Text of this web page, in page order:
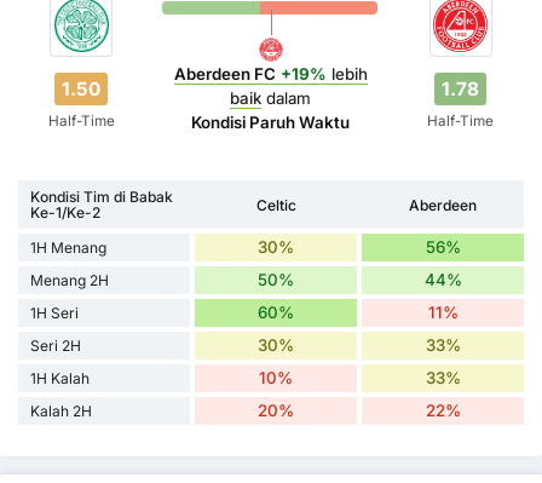
1.50
Half-Time
Aberdeen FC +19% lebih
baik dalam
Kondisi Paruh Waktu
1.78
Half-Time
Kondisi Tim di Babak
Ke-1/Ke-2
Celtic Aberdeen
1H Menang 30% 56%
Menang 2H 50% 44%
1H Seri 60% 11%
Seri 2H 30% 33%
1H Kalah 10% 33%
Kalah 2H 20% 22%